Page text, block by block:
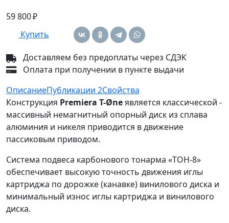
59 800 ₽
Купить
Доставляем без предоплаты через СДЭК
Оплата при получении в пункте выдачи
ОписаниеПубликации 2Свойства
Конструкция Premiera T-Øneявляется классической -
массивный немагнитный опорный диск из сплава
алюминия и никеля приводится в движение
пассиковым приводом.
Система подвеса карбонового тонарма «ТОН-8»
обеспечивает высокую точность движения иглы
картриджа по дорожке (канавке) винилового диска и
минимальный износ иглы картриджа и винилового
диска.